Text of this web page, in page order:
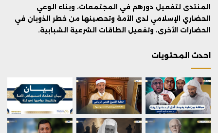
المنتدى لتفعيل دورهم في المجتمعات، وبناء الوعي
الحضاري الإسلامي لدى الأمة وتحصينها من خطر الذوبان في
الحضارات الأخرى، وتفعيل الطاقات الشرعية الشبابية.
احدث المحتويات